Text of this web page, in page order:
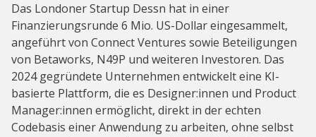
Das Londoner Startup Dessn hat in einer
Finanzierungsrunde 6 Mio. US-Dollar eingesammelt,
angeführt von Connect Ventures sowie Beteiligungen
von Betaworks, N49P und weiteren Investoren. Das
2024 gegründete Unternehmen entwickelt eine KI-
basierte Plattform, die es Designer:innen und Product
Manager:innen ermöglicht, direkt in der echten
Codebasis einer Anwendung zu arbeiten, ohne selbst